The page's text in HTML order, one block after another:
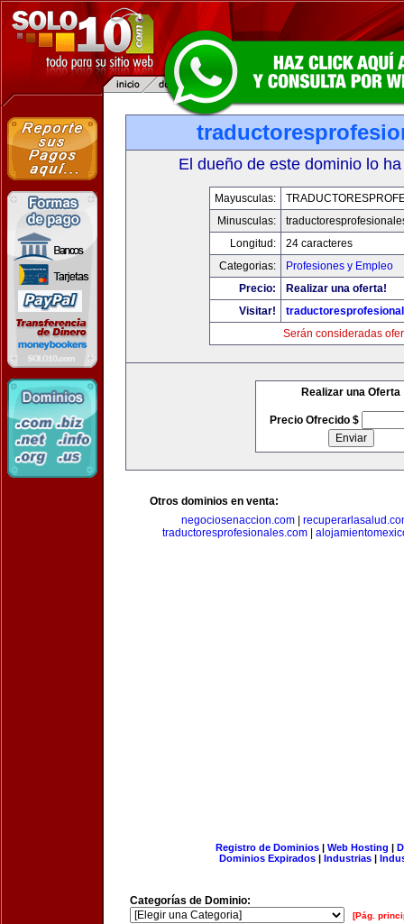
El dueño de este dominio lo
Mayusculas:
Minusculas:
Longitud:
24 caracteres
Categorias:
Profesiones y Empleo
Precio:
Realizar una oferta!
Visitar!
Serán consideradas
Realizar una Oferta
Precio Ofrecido $
Otros dominios en venta:
negociosenaccion.com|
traductoresprofesionales.com|
Registro de Dominios| Web Hosting |
Dominios Expirados | Industrias |
Categorías de Dominio:
[Pág.